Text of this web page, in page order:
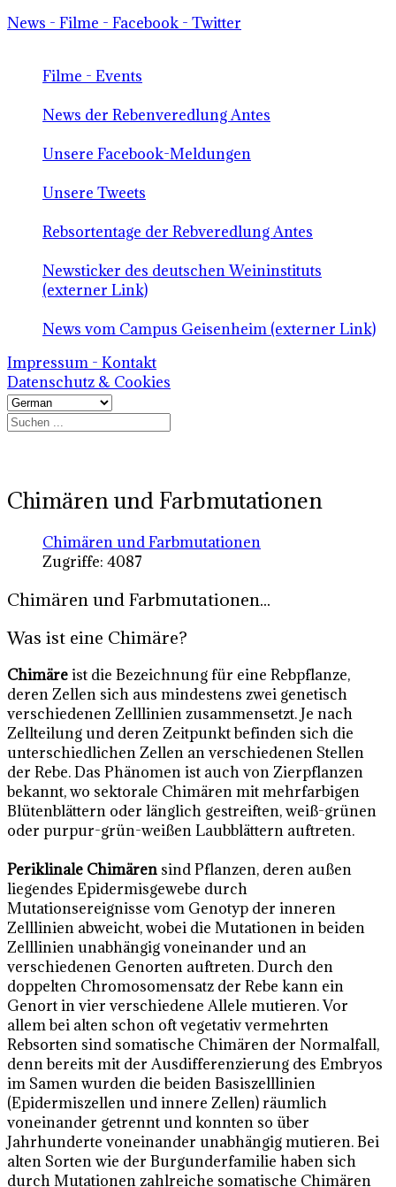
News - Filme - Facebook - Twitter
Filme - Events
News der Rebenveredlung Antes
Unsere Facebook-Meldungen
Unsere Tweets
Rebsortentage der Rebveredlung Antes
Newsticker des deutschen Weininstituts
(externer Link)
News vom Campus Geisenheim (externer Link)
Impressum - Kontakt
Datenschutz & Cookies
Chimären und Farbmutationen
Chimären und Farbmutationen
Zugriffe: 4087
Chimären und Farbmutationen...
Was ist eine Chimäre?
Chimäreist die Bezeichnung für eine Rebpflanze,
deren Zellen sich aus mindestens zwei genetisch
verschiedenen Zelllinien zusammensetzt. Je nach
Zellteilung und deren Zeitpunkt befinden sich die
unterschiedlichen Zellen an verschiedenen Stellen
der Rebe. Das Phänomen ist auch von Zierpflanzen
bekannt, wo sektorale Chimären mit mehrfarbigen
Blütenblättern oder länglich gestreiften, weiß-grünen
oder purpur-grün-weißen Laubblättern auftreten.
Periklinale Chimären sind Pflanzen, deren außen
liegendes Epidermisgewebe durch
Mutationsereignisse vom Genotyp der inneren
Zelllinien abweicht, wobei die Mutationen in beiden
Zelllinien unabhängig voneinander und an
verschiedenen Genorten auftreten. Durch den
doppelten Chromosomensatz der Rebe kann ein
Genort in vier verschiedene Allele mutieren. Vor
allem bei alten schon oft vegetativ vermehrten
Rebsorten sind somatische Chimären der Normalfall,
denn bereits mit der Ausdifferenzierung des Embryos
im Samen wurden die beiden Basiszelllinien
(Epidermiszellen und innere Zellen) räumlich
voneinander getrennt und konnten so über
Jahrhunderte voneinander unabhängig mutieren. Bei
alten Sorten wie der Burgunderfamilie haben sich
durch Mutationen zahlreiche somatische Chimären